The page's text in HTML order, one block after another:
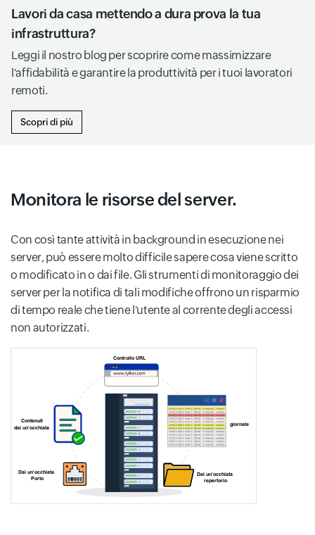
Lavori da casa mettendo a dura prova la tua
infrastruttura?
Leggi il nostro blog per scoprire come massimizzare
l'affidabilità e garantire la produttività per i tuoi lavoratori
remoti.
Scopri di più
Monitora le risorse del server.
Con così tante attività in background in esecuzione nei
server, può essere molto difficile sapere cosa viene scritto
o modificato in o dai file. Gli strumenti di monitoraggio dei
server per la notifica di tali modifiche offrono un risparmio
di tempo reale che tiene l'utente al corrente degli accessi
non autorizzati.